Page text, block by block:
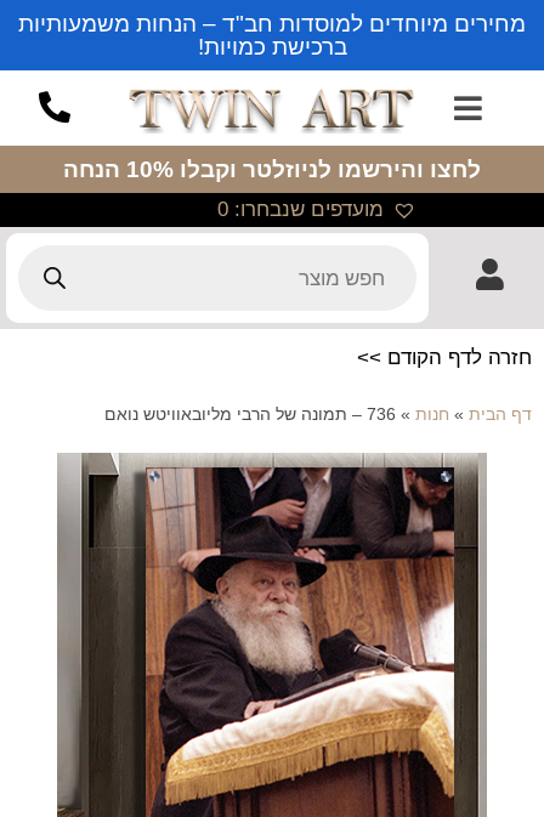
מחירים מיוחדים למוסדות חב"ד – הנחות משמעותיות
ברכישת כמויות!
לחצו והירשמו לניוזלטר וקבלו 10% הנחה
מועדפים שנבחרו: 0
חזרה לדף הקודם >>
דף הבית » חנות » 736 – תמונה של הרבי מליובאוויטש נואם